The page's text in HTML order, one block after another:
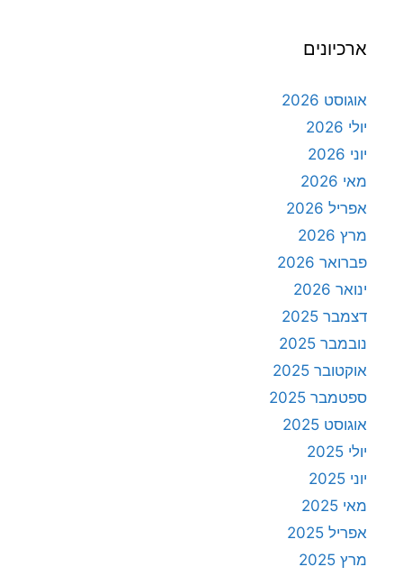
ארכיונים
אוגוסט 2026
יולי 2026
יוני 2026
מאי 2026
אפריל 2026
מרץ 2026
פברואר 2026
ינואר 2026
דצמבר 2025
נובמבר 2025
אוקטובר 2025
ספטמבר 2025
אוגוסט 2025
יולי 2025
יוני 2025
מאי 2025
אפריל 2025
מרץ 2025